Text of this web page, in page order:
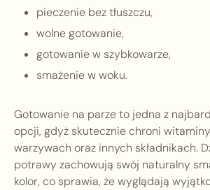
pieczenie bez tłuszczu,
wolne gotowanie,
gotowanie w szybkowarze,
smażenie w woku.
Gotowanie na parze to jedna z
opcji, gdyż skutecznie chroni
warzywach oraz innych składnikach.
potrawy zachowują swój naturalny
kolor, co sprawia, że wyglądają